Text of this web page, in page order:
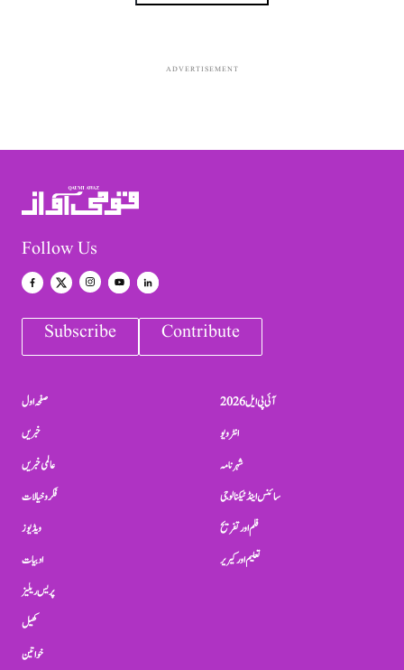
ADVERTISEMENT
Follow Us
Subscribe Contribute
صفحہ اول
خبریں
عالمی خبریں
فکر و خیالات
ویڈیوز
ادبیات
پریس ریلیز
کھیل
خواتین
آئی پی ایل 2026
انٹرویو
شہرنامہ
سائنس اینڈ ٹیکنالوجی
فلم اور تفریح
تعلیم اور کیریر